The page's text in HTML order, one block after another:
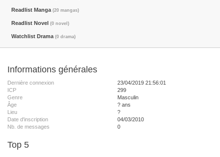
Readlist Manga (20 mangas)
Readlist Novel (0 novel)
Watchlist Drama (0 drama)
Informations générales
Dernière connexion
23/04/2019 21:56:01
ICP
299
Genre
Masculin
Âge
? ans
Lieu
?
Date d'inscription
04/03/2010
Nb. de messages
0
Top 5